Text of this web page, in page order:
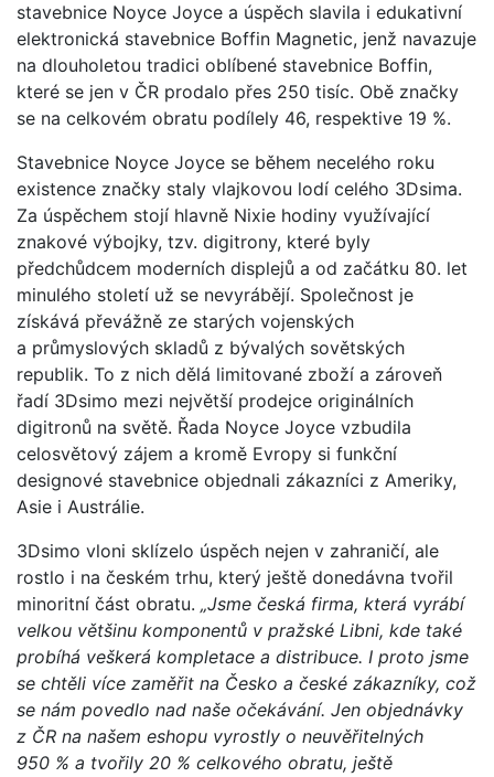
stavebnice Noyce Joyce a úspěch slavila i edukativní
elektronická stavebnice Boffin Magnetic, jenž navazuje
na dlouholetou tradici oblíbené stavebnice Boffin,
které se jen v ČR prodalo přes 250 tisíc. Obě značky
se na celkovém obratu podílely 46, respektive 19 %.
Stavebnice Noyce Joyce se během necelého roku
existence značky staly vlajkovou lodí celého 3Dsima.
Za úspěchem stojí hlavně Nixie hodiny využívající
znakové výbojky, tzv. digitrony, které byly
předchůdcem moderních displejů a od začátku 80. let
minulého století už se nevyrábějí. Společnost je
získává převážně ze starých vojenských
a průmyslových skladů z bývalých sovětských
republik. To z nich dělá limitované zboží a zároveň
řadí 3Dsimo mezi největší prodejce originálních
digitronů na světě. Řada Noyce Joyce vzbudila
celosvětový zájem a kromě Evropy si funkční
designové stavebnice objednali zákazníci z Ameriky,
Asie i Austrálie.
3Dsimo vloni sklízelo úspěch nejen v zahraničí, ale
rostlo i na českém trhu, který ještě donedávna tvořil
minoritní část obratu. „Jsme česká firma, která vyrábí
velkou většinu komponentů v pražské Libni, kde také
probíhá veškerá kompletace a distribuce. I proto jsme
se chtěli více zaměřit na Česko a české zákazníky, což
se nám povedlo nad naše očekávání. Jen objednávky
z ČR na našem eshopu vyrostly o neuvěřitelných
950 % a tvořily 20 % celkového obratu, ještě